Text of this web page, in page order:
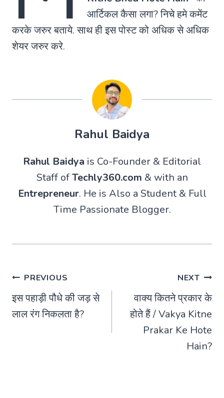
आर्टिकल कैसा लगा? निचे हमे कमेंट
करके जरुर बताये. साथ ही इस पोस्ट को अधिक से अधिक
शेयर जरुर करे.
Rahul Baidya
Rahul Baidya is Co-Founder & Editorial
Staff ofTechly360.com & with an
Entrepreneur. He is Also a Student & Full
Time Passionate Blogger.
Post
navigation
PREVIOUS
इस पहाड़ी पौधे की जड़ से
लाल रंग निकलता है?
NEXT
वाक्य कितने प्रकार के
होते हैं / Vakya Kitne
Prakar Ke Hote
Hain?